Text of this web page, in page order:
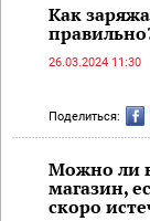
Как
26.03.2024 11:30
Поделиться:
Можно ли
магазин,
скоро